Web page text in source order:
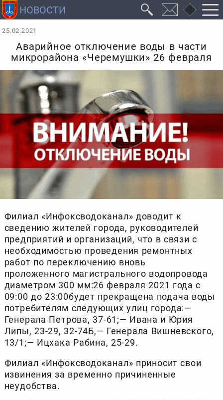
25.02.2021
Аварийное отключение воды в части
микрорайона «Черемушки» 26 февраля
Филиал «Инфоксводоканал» доводит к
сведению жителей города, руководителей
предприятий и организаций, что в связи с
необходимостью проведения ремонтных
работ по переключению вновь
проложенного магистрального водопровода
диаметром 300 мм:26 февраля 2021 года с
09:00 до 23:00будет прекращена подача воды
потребителям следующих улиц города:—
Генерала Петрова, 37-61;— Ивана и Юрия
Липы, 23-29, 32-74Б,— Генерала Вишневского,
13/1;— Ицхака Рабина, 25-29.
Филиал «Инфоксводоканал» приносит свои
извинения за временно причиненные
неудобства.